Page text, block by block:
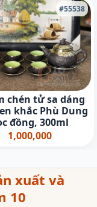
#55538
chén tử sa dáng
khắc Phù Dung
đồng, 300ml
1,000,000
xuất và
10